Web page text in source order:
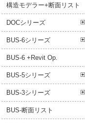
構造モデラー+断面リスト
DOCシリーズ
BUS-6シリーズ
BUS-6 +Revit Op.
BUS-5シリーズ
BUS-3シリーズ
BUS-断面リスト